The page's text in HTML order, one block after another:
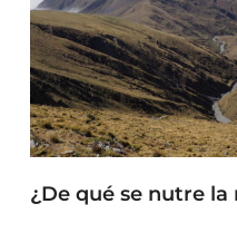
¿De qué se nutre la